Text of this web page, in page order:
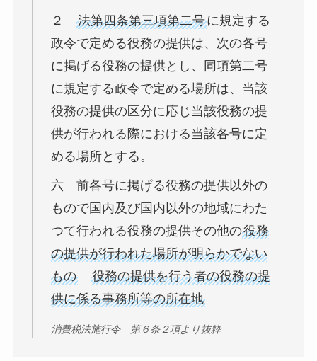
２ 法第四条第三項第二号に規定する
政令で定める役務の提供は、次の各号
に掲げる役務の提供とし、同項第二号
に規定する政令で定める場所は、当該
役務の提供の区分に応じ当該役務の提
供が行われる際における当該各号に定
める場所とする。
六 前各号に掲げる役務の提供以外の
もので国内及び国内以外の地域にわた
つて行われる役務の提供その他の役務
の提供が行われた場所が明らかでない
もの
役務の提供を行う者の役務の提
供に係る事務所等の所在地
消費税法施行令 第６条２項より抜粋